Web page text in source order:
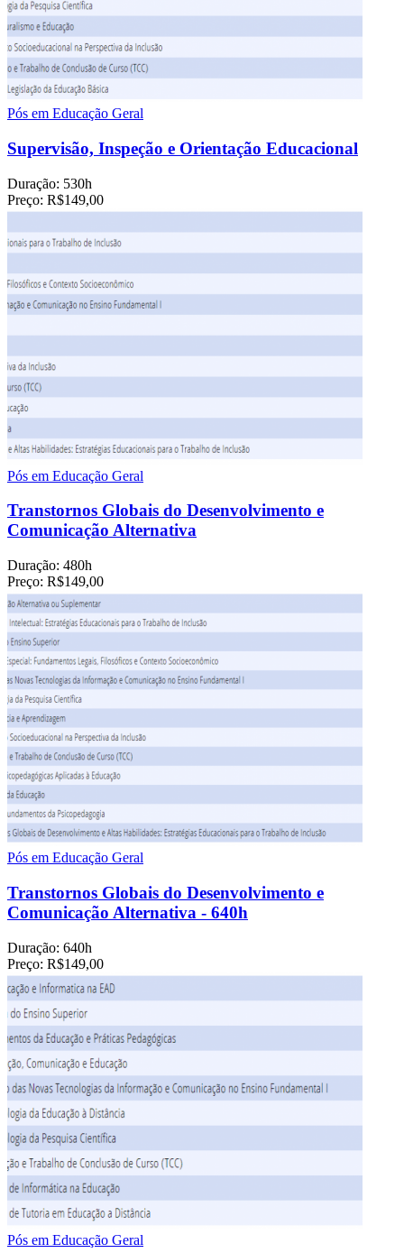
Pós em Educação Geral
Supervisão, Inspeção e Orientação Educacional
Duração: 530h
Preço: R$149,00
Pós em Educação Geral
Transtornos Globais do Desenvolvimento e
Comunicação Alternativa
Duração: 480h
Preço: R$149,00
Pós em Educação Geral
Transtornos Globais do Desenvolvimento e
Comunicação Alternativa - 640h
Duração: 640h
Preço: R$149,00
Pós em Educação Geral